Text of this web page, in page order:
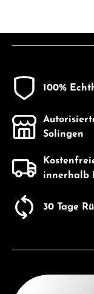
100%
Solingen
innerhalb
30 Tage
Entdecken Sie Seiko